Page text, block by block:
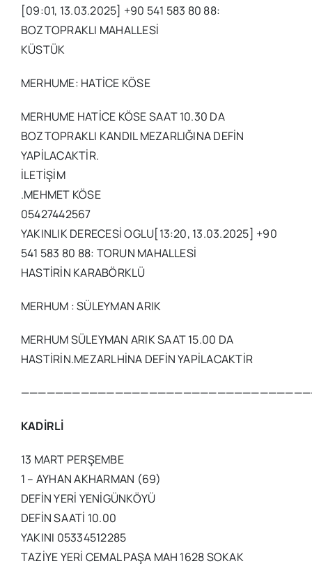
[09:01, 13.03.2025] +90 541 583 80 88:
BOZTOPRAKLI MAHALLESİ
KÜSTÜK
MERHUME: HATİCE KÖSE
MERHUME HATİCE KÖSE SAAT 10.30 DA
BOZTOPRAKLI KANDIL MEZARLIĞINA DEFİN
YAPİLACAKTİR.
İLETİŞİM
.MEHMET KÖSE
05427442567
YAKINLIK DERECESİ OGLU[13:20, 13.03.2025] +90
541 583 80 88: TORUN MAHALLESİ
HASTİRİN KARABÖRKLÜ
MERHUM : SÜLEYMAN ARIK
MERHUM SÜLEYMAN ARIK SAAT 15.00 DA
HASTİRİN.MEZARLHİNA DEFİN YAPİLACAKTİR
KADİRLİ
13 MART PERŞEMBE
1 – AYHAN AKHARMAN (69)
DEFİN YERİ YENİGÜNKÖYÜ
DEFİN SAATİ 10.00
YAKINI 05334512285
TAZİYE YERİ CEMAL PAŞA MAH 1628 SOKAK